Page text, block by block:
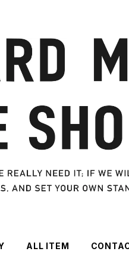
ALL ITEM